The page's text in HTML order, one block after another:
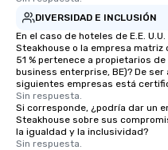
DIVERSIDAD E INCLUSIÓN
En el caso de hoteles de E.E.
Steakhouse o la empresa
51 % pertenece a propietarios
business enterprise, BE)? De
siguientes empresas está
Sin respuesta.
Si corresponde, ¿podría dar un
Steakhouse sobre sus
la igualdad y la inclusividad?
Sin respuesta.